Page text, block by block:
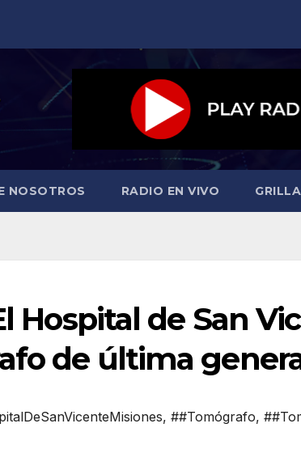
NOSOTROS RADIO EN VIVO
Hospital de San
de última
, ##Tomógrafo,